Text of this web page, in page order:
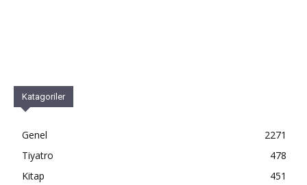
Katagoriler
Genel
2271
Tiyatro
478
Kitap
451